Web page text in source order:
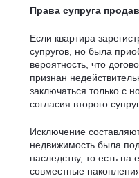
Права супруга
Если квартира
супругов, но была
вероятность, что
признан
заключаться только с
согласия второго
Исключение
недвижимость была
наследству, то есть на
совместные